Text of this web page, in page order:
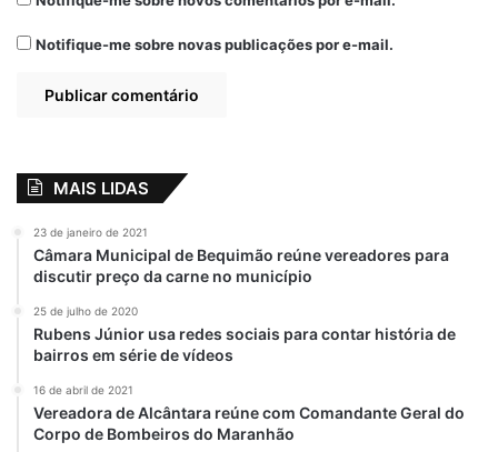
Notifique-me sobre novas publicações por e-mail.
MAIS LIDAS
23 de janeiro de 2021
Câmara Municipal de Bequimão reúne vereadores para
discutir preço da carne no município
25 de julho de 2020
Rubens Júnior usa redes sociais para contar história de
bairros em série de vídeos
16 de abril de 2021
Vereadora de Alcântara reúne com Comandante Geral do
Corpo de Bombeiros do Maranhão